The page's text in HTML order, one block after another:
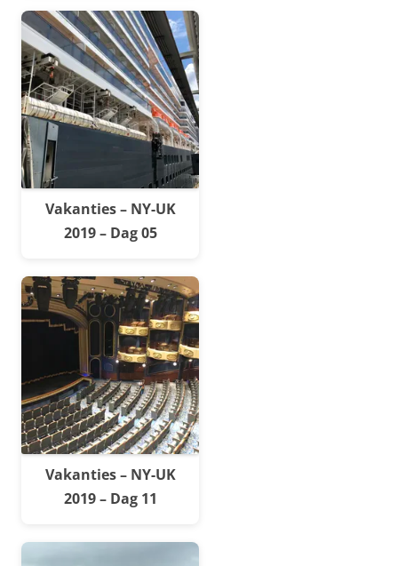
Vakanties – NY-UK
2019 – Dag 05
Vakanties – NY-UK
2019 – Dag 11